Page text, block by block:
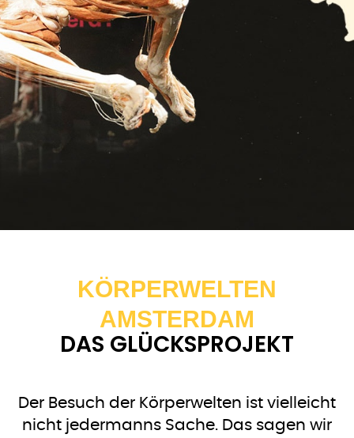
KÖRPERWELTEN
AMSTERDAM
DAS GLÜCKSPROJEKT
Der Besuch der Körperwelten ist vielleicht
nicht jedermanns Sache. Das sagen wir